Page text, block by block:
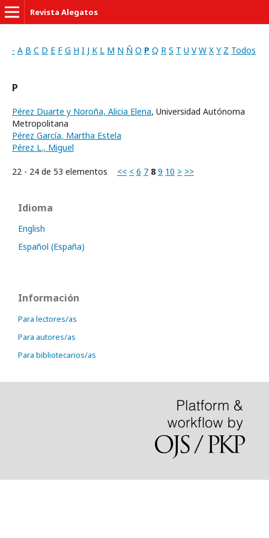
Revista Alegatos
- A B C D E F G H I J K L M N Ñ O P Q R S T U V W X Y Z Todos
P
Pérez Duarte y Noroña, Alicia Elena, Universidad Autónoma
Metropolitana
Pérez García, Martha Estela
Pérez L., Miguel
22 - 24 de 53 elementos << < 6 7 8 9 10 > >>
Idioma
English
Español (España)
Información
Para lectores/as
Para autores/as
Para bibliotecarios/as